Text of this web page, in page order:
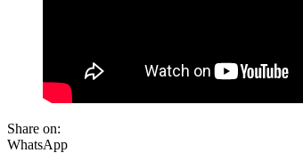
Share on:
WhatsApp